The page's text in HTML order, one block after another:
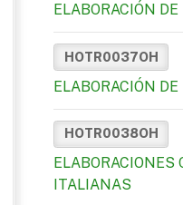
ELABORACIÓN
HOTR0037OH
ELABORACIÓN
HOTR0038OH
ELABORACIONES
ITALIANAS